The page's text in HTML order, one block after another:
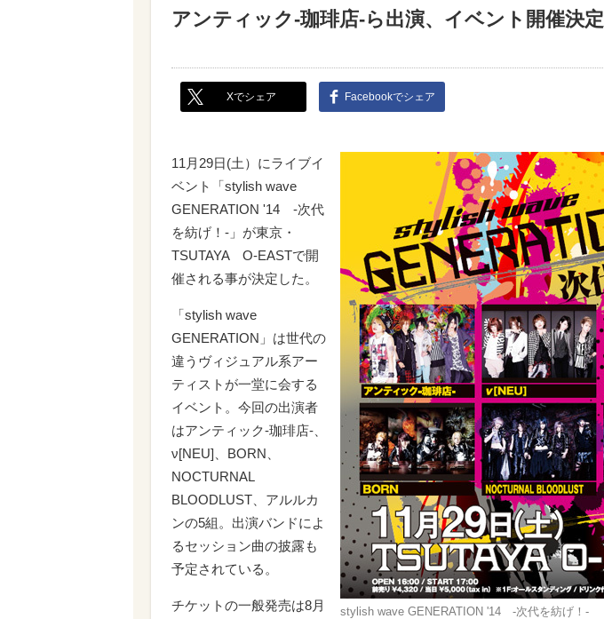
アンティック-珈琲店-ら出演、イベント開催決定
Xでシェア Facebookでシェア
stylish wave GENERATION '14 -次代を紡げ！-
11月29日(土）にライブイ
ベント「stylish wave
GENERATION '14 -次代
を紡げ！-」が東京・
TSUTAYA O-EASTで開
催される事が決定した。
「stylish wave
GENERATION」は世代の
違うヴィジュアル系アー
ティストが一堂に会する
イベント。今回の出演者
はアンティック-珈琲店-、
ν[NEU]、BORN、
NOCTURNAL
BLOODLUST、アルルカ
ンの5組。出演バンドによ
るセッション曲の披露も
予定されている。
チケットの一般発売は8月